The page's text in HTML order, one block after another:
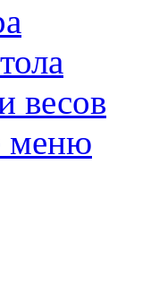
весов
меню